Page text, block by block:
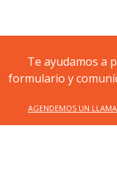
Te ayudamos a
formulario y
AGENDEMOS UN